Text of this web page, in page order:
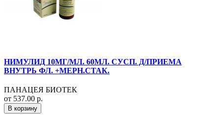
НИМУЛИД 10МГ/МЛ. 60МЛ. СУСП. Д/ПРИЕМА
ВНУТРЬ ФЛ. +МЕРН.СТАК.
ПАНАЦЕЯ БИОТЕК
от 537.00 р.
В корзину